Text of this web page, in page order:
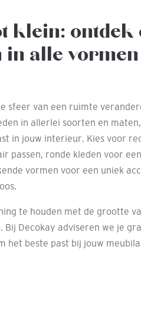
klein: ontdek
alle vormen
sfeer van een ruimte
in allerlei soorten en
in jouw interieur. Kies voor
passen, ronde kleden voor
vormen voor een uniek
te houden met de grootte
Decokay adviseren we je
het beste past bij jouw